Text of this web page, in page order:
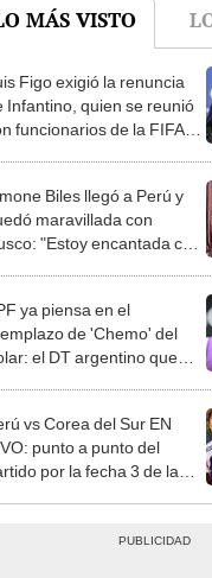
MÁS VISTO
Figo exigió la renuncia
Infantino, quien se reunió
funcionarios de la FIFA
Biles llegó a Perú y
maravillada con
"Estoy encantada con
ya piensa en el
de 'Chemo' del
el DT argentino que
vs Corea del Sur EN
punto a punto del
por la fecha 3 de la